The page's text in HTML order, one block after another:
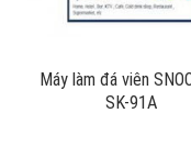
Máy làm đá viên
SK-91A